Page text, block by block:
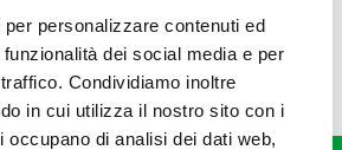
personalizzare contenuti ed
dei social media e per
Condividiamo inoltre
in cui utilizza il nostro sito con i
occupano di analisi dei dati web,